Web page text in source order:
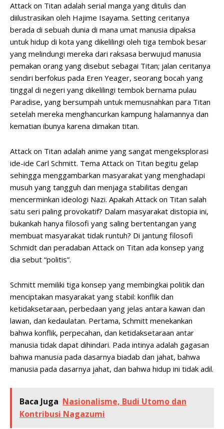
Attack on Titan adalah serial manga yang ditulis dan
diilustrasikan oleh Hajime Isayama. Setting ceritanya
berada di sebuah dunia di mana umat manusia dipaksa
untuk hidup di kota yang dikelilingi oleh tiga tembok besar
yang melindungi mereka dari raksasa berwujud manusia
pemakan orang yang disebut sebagai Titan; jalan ceritanya
sendiri berfokus pada Eren Yeager, seorang bocah yang
tinggal di negeri yang dikelilingi tembok bernama pulau
Paradise, yang bersumpah untuk memusnahkan para Titan
setelah mereka menghancurkan kampung halamannya dan
kematian ibunya karena dimakan titan.
Attack on Titan adalah anime yang sangat mengeksplorasi
ide-ide Carl Schmitt. Tema Attack on Titan begitu gelap
sehingga menggambarkan masyarakat yang menghadapi
musuh yang tangguh dan menjaga stabilitas dengan
mencerminkan ideologi Nazi. Apakah Attack on Titan salah
satu seri paling provokatif? Dalam masyarakat distopia ini,
bukankah hanya filosofi yang saling bertentangan yang
membuat masyarakat tidak runtuh? Di jantung filosofi
Schmidt dan peradaban Attack on Titan ada konsep yang
dia sebut “politis”.
Schmitt memiliki tiga konsep yang membingkai politik dan
menciptakan masyarakat yang stabil: konflik dan
ketidaksetaraan, perbedaan yang jelas antara kawan dan
lawan, dan kedaulatan. Pertama, Schmitt menekankan
bahwa konflik, perpecahan, dan ketidaksetaraan antar
manusia tidak dapat dihindari. Pada intinya adalah gagasan
bahwa manusia pada dasarnya biadab dan jahat, bahwa
manusia pada dasarnya jahat, dan bahwa hidup ini tidak adil.
Baca Juga Nasionalisme, Budi Utomo dan
Kontribusi Nagazumi